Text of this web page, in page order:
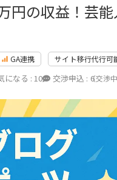
円の収益！芸
GA連携 サイト移行代行可
になる : 10 交渉申込 : 6
（交渉